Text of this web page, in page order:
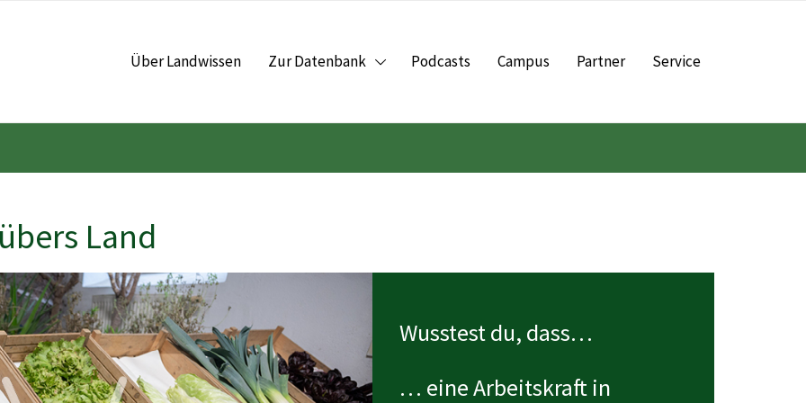
Über Landwissen Zur Datenbank Podcasts Campus Partner Service
Land
Wusstest du, dass…
… eine Arbeitskraft in